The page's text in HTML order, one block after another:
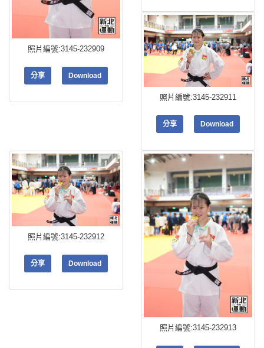
照片編號:3145-232909
分享 Download
照片編號:3145-232911
分享 Download
照片編號:3145-232912
分享 Download
照片編號:3145-232913